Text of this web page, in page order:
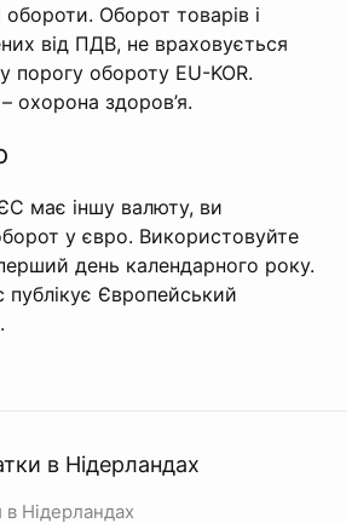
обороти. Оборот товарів і
від ПДВ, не враховується
порогу обороту EU-KOR.
охорона здоров’я.
має іншу валюту, ви
у євро. Використовуйте
день календарного року.
Європейський
в Нідерландах
Нідерландах